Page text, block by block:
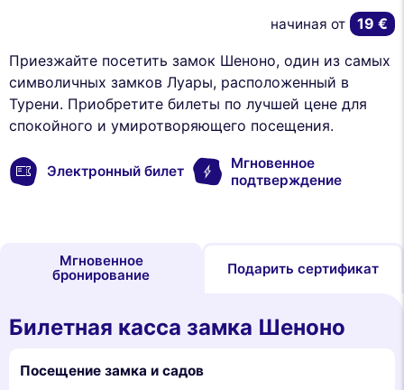
Приезжайте посетить замок Шеноно, один из самых
символичных замков Луары, расположенный в
Турени. Приобретите билеты по лучшей цене для
спокойного и умиротворяющего посещения.
Электронный билет
Мгновенное
подтверждение
начиная от 19 €
Мгновенное
бронирование
Подарить сертификат
Билетная касса замка Шеноно
Посещение замка и садов